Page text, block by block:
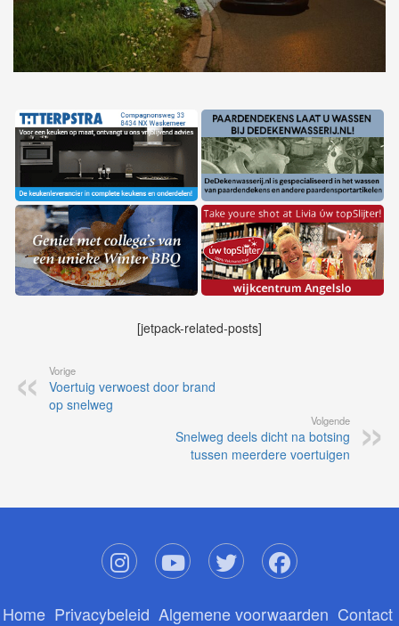
[jetpack-related-posts]
Vorige
Voertuig verwoest door brand
op snelweg
Volgende
Snelweg deels dicht na botsing
tussen meerdere voertuigen
Home Privacybeleid Algemene voorwaarden Contact